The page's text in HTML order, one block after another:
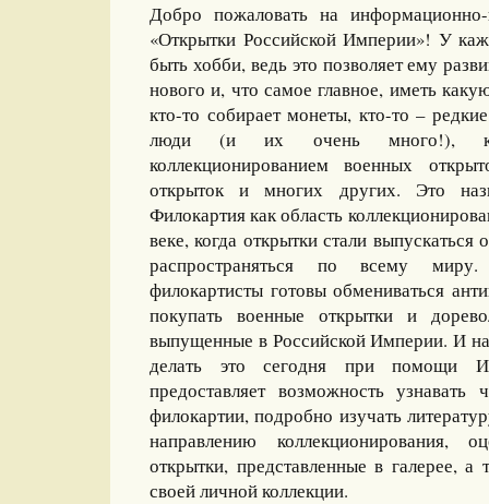
Добро пожаловать на информационно-
«Открытки Российской Империи»! У
быть хобби, ведь это позволяет ему
нового и, что самое главное, иметь
кто-то собирает монеты, кто-то –
люди (и их очень много!),
коллекционированием военных
открыток и многих других. Это
Филокартия как область
веке, когда открытки стали
распространяться по всему
филокартисты готовы обмениваться
покупать военные открытки и
выпущенные в Российской Империи. И
делать это сегодня при помощи
предоставляет возможность
филокартии, подробно изучать
направлению коллекционирования,
открытки, представленные в галерее, а
своей личной коллекции.